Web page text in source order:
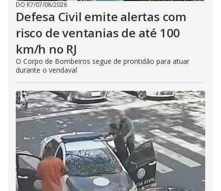
DO R7/07/08/2026
Defesa Civil emite alertas com
risco de ventanias de até 100
km/h no RJ
O Corpo de Bombeiros segue de prontidão para atuar
durante o vendaval